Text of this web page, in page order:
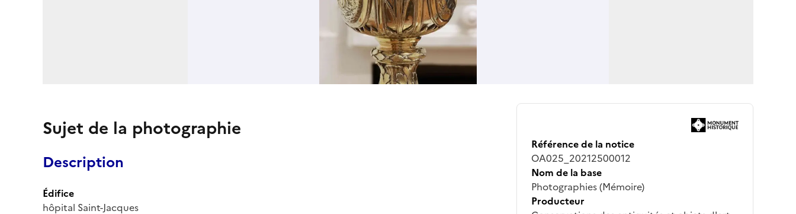
Sujet de la photographie
Description
Édifice
hôpital Saint-Jacques
Référence de la notice
OA025_20212500012
Nom de la base
Photographies (Mémoire)
Producteur